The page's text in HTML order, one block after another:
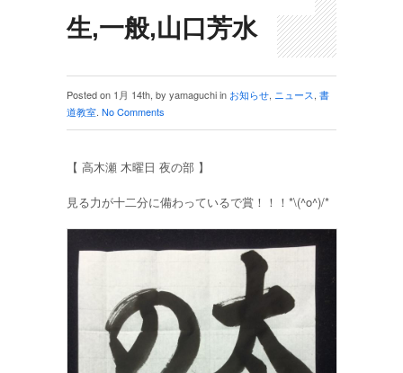
生,一般,山口芳水
Posted on 1月 14th, by yamaguchi in お知らせ, ニュース, 書
道教室. No Comments
【 高木瀬 木曜日 夜の部 】
見る力が十二分に備わっているで賞！！！*\(^o^)/*